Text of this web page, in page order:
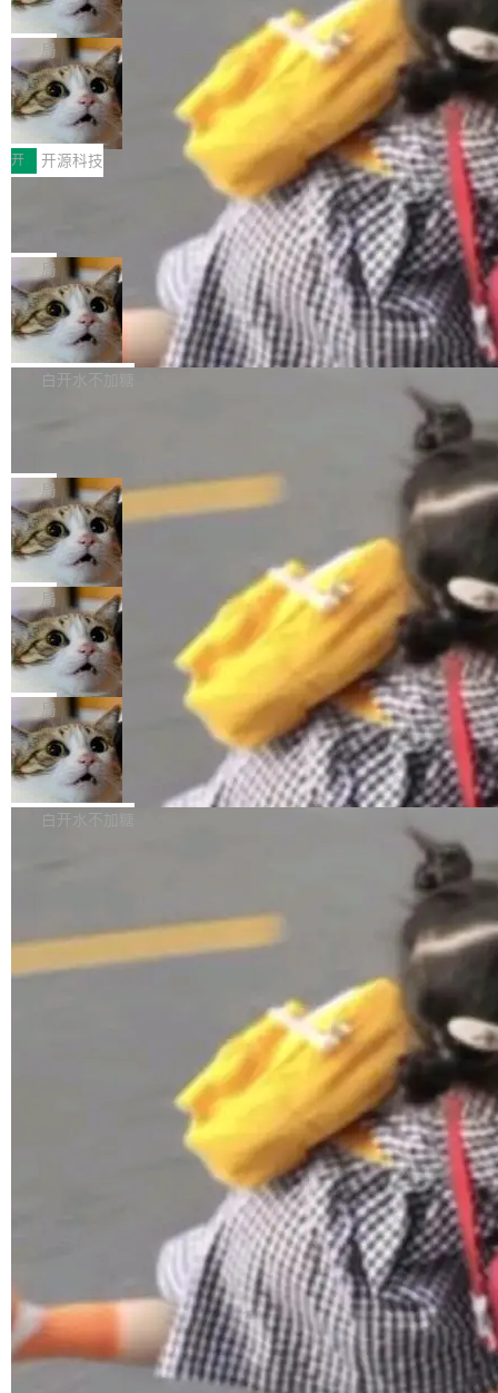
（<a href="https://bugzilla.mozilla.org/show_
bug.cgi?id=204...
orkers 跑了十年 Isolate。用 CEO Matthew Pri
nce 的话说：「我们一生都在用 Isolate 运行代
码，而 AI Agent 不需要容器，它们需要的是 Iso
late。」 容器为什么不合适 容器的问题在于启动
和销毁都太重了。一个 Agent 要执行的任务可能
只需要几毫秒的 CPU 时间，但容器从冷启动到
就绪要花数秒。如果未来有十...
诉讼，称“Apple is getting this wron
g”
上个月，苹果一纸诉状把 OpenAI 告上法庭，指
控其挖角苹果前员工并窃取商业秘密。苹果的诉
状把 OpenAI 描述成一个系统性地从前东家挖
人、套取机密信息的对手。 OpenAI 没发律师
函，也没选择庭外沉默。它在官网贴了一篇博
文，标题只有六个字：Apple is getting this wro
ng。 然后，它把邮件往来和 iMessage 聊天记
录全贴了出来。 他发错人了 苹果外部律师 Gabr
iel Gross 来自 Weil 律所，2 月 23 日下午 5:53
给 OpenAI 总法律顾问 Che Chang 发了封邮
件，附了一封长信，要求 OpenAI 配合调查前苹
果员工带走机密信...
局
HUAWEI MatePad Edge上架WorkBu
ddy鸿蒙PC版，说话就能干活的AI办公
搭子
全能AI工作台WorkBuddy鸿蒙PC版上架HUAWE
I MatePad Edge应用市场，直接下载即可使
用，与鸿蒙电脑上的体验一致。值得一提的是，
这是目前市面上唯一支持平板接入WorkBuddy P
C版的产品，搭载“人机双写”重磅功能——你写
你的，AI写AI的，同屏协作互不干扰。一句话让
AI帮你干活，现在开启全新体验！ 温馨提示：
体验WorkBuddy鸿蒙PC版前，请将 HUAWEI M
atePad Edge 升级至 HarmonyOS 6.1.0.135S
P9 patch03及以上版本。 *升级路径：设置 > 搜
开 开源科技
FFmpeg 9.0 发布：代号“Lei”，以此纪
全球知名开源多媒体框架 FFmpeg 今天正式发
布了 9.0 版本。这个版本除了带来新一代音视频
处理能力和硬件加速支持之外，还有一个特殊之
处：FFmpeg 9.0 的代号是“Lei”。 这个名字，
来自中国开发者雷霄骅（Lei Xiaohua）。 对于
很多中国音视频开发者而言，这个名字并不陌
“启蒙老师”。 而今年，恰好是雷霄骅离世十周
年。FFmpeg 社区最终选择用一个大版本的名
字，留下了这份纪念。 雷霄骅曾是中国传媒大学
数字电视技术方向的博士生，长期从事视频、音
频技...
局
亚马逊成本失控：AI 写代码烧掉 1215
万元，超预算 860%
外媒近日曝光了亚马逊的多份内部报告显示，AI
导致公司在多个项目上超支。《金融时报》报道
编写程序，目标是完成电商平台作者信息与商品
列表的数据匹配 —— 一项常规的数据处理任
务，最终却产生了 180 万美元的账单，实际支出
超出原定预算 860%。 更令人意外的是，该项目
最终并未成功落地，而高额算力消耗持续运行长
达 5 个月，公司直到财务对账时才察觉异常。这
意味着一个无人看管的 AI 程序，在近半年时间
里日夜不停地"烧钱"。 复盘显示，...
白开水不加糖
e CEO Clément Delangue 在 CNBC 的采访里
没有拐弯抹角。他说中国正在赢得 AI 竞赛，而
且按目前的速度，中国 AI 工具预计在今年底或
2027 年就能追上美国前沿实验室的水平。 Dela
ngue 把原因归结为一件事：开放协作。中国的
AI 开发者在一个共享和协作的生态里加速迭代，
而美国模型厂商在"闭门造车"。他的原话是 "buil
ding in silos"——各自为战，互不通气。 这个判
断从他嘴里说出来分量不同。Hugging Face 是
全球最大的开源 AI 平台，上面跑着上百万个模
型。谁在开源赛道上领先，...
局
当 AI agent 把源码变成了最好的扩展系
统，开发者工具必须开源
五年前，David Crawshaw 问过很多软件工程师
一个问题：你写过什么给自己用的程序？答案几
乎都是没有。工程师们整天用别人写的程序写程
序给别人用。偶尔有人自己写个博客系统、智能
家居控制、家庭实验室，都算稀奇事。 Crawsh
aw 是 Shelley 的作者，一个开源 AI coding age
nt。他最近在博客上写了一篇文章，核心论点很
简单：开发者工具必须开源。 理由不是传统的自
由软件情怀，而是一个跟 AI agent 直接相关的
技术判断。 两行 prompt 就能个性化任何软件 C
局
DeepSeek Harness 宣布内测邀请，全
网最大规模开源 Agent 路演现场诞生
一条内测招募帖，发出去的时候大概没人想到它
会变成一场开源 Agent 生态的路演。 8月1日，
DeepSeek Harness 团队负责人崔添翼（tiany
i）在 X 上发帖： 「如果你是 Agent Harness 相
关开源项目的开发者，希望参加 DeepSeek Har
ness 的内测，可以回复或私信联系我。请附上
Harness 负责把能力落到真实环境中——调用工
具、读写文件、管理上下文、处理错误、完成闭
环。崔添翼招人的标...
局
商汤 SenseNova U1.5-Lite-Preview
开源
商汤科技宣布面向社区开源轻量级统一多模态模
型的预览版本 SenseNova U1.5-Lite-Preview。
理解、推理、生成与编辑，还仅以 8B-MoT 的轻
量大小，将能力推进到4K、更精细的真实质感、
更复杂的视觉控制和可持续迭代编辑。 相比 U
1，U1.5-Lite-Preview 在以下方向上带来了显著
提升： 原生支持4K图像生成； 更精细的局部纹
理、细节与真实世界质感； 更准确的中英文文字
生成与复杂版式组织； 更稳定的图...
白开水不加糖